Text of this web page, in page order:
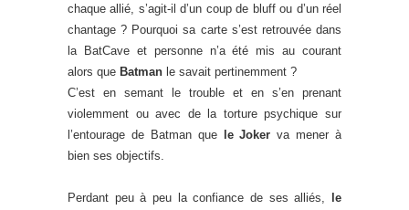
chaque allié, s’agit-il d’un coup de bluff ou d’un réel
chantage ? Pourquoi sa carte s’est retrouvée dans
la BatCave et personne n’a été mis au courant
alors que Batman le savait pertinemment ?
C’est en semant le trouble et en s’en prenant
violemment ou avec de la torture psychique sur
l’entourage de Batman que
le Joker va mener à
bien ses objectifs.
Perdant peu à peu la confiance de ses alliés,
le